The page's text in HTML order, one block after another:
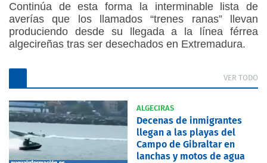
Continúa de esta forma la interminable lista de
averías que los llamados “trenes ranas” llevan
produciendo desde su llegada a la línea férrea
algecireñas tras ser desechados en Extremadura.
VER TODO
ALGECIRAS
Decenas de inmigrantes
llegan a las playas del
Campo de Gibraltar en
lanchas y motos de agua